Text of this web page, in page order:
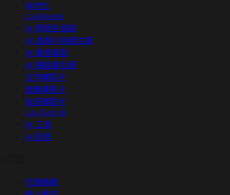
本地化
LiveAvatar
AI 視頻生成器
AI 虛擬分身產生器
AI 聲音複製
AI 播客產生器
文字轉影片
圖像轉影片
音訊轉影片
Lip Sync AI
AI 工具
AI 配音
代理機構